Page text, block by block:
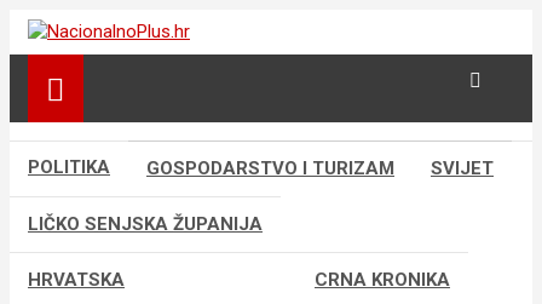
Skip
NacionalnoPlus.hr
Nacija želi znati više
POLITIKA GOSPODARSTVO I TURIZAM SVIJET
LIČKO SENJSKA ŽUPANIJA
HRVATSKA CRNA KRONIKA